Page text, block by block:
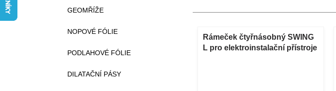
GEOMŘÍŽE
NOPOVÉ FÓLIE
PODLAHOVÉ FÓLIE
DILATAČNÍ PÁSY
e
Rámeček čtyřnásobný SWING
L pro elektroinstalační přístroje